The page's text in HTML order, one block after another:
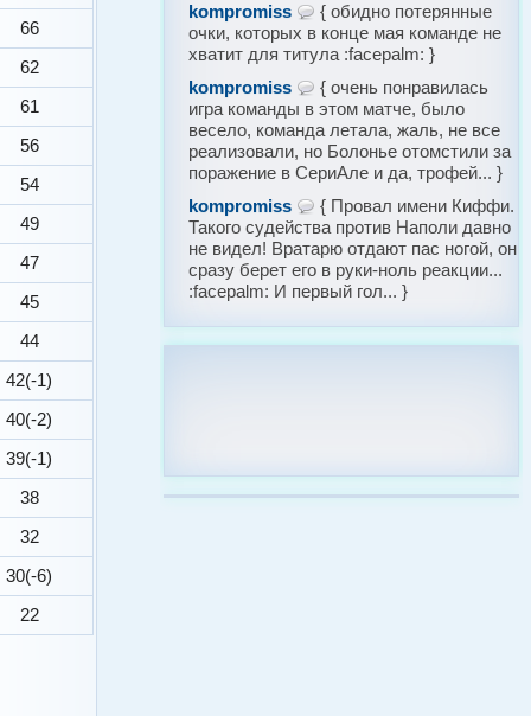
66
62
61
56
54
49
47
45
44
42(-1)
40(-2)
39(-1)
38
32
30(-6)
22
kompromiss
{ обидно потерянные
очки, которых в конце мая команде не
хватит для титула :facepalm: }
kompromiss
{ очень понравилась
игра команды в этом матче, было
весело, команда летала, жаль, не все
реализовали, но Болонье отомстили за
поражение в СериАле и да, трофей... }
kompromiss
{ Провал имени Киффи.
Такого судейства против Наполи давно
не видел! Вратарю отдают пас ногой, он
сразу берет его в руки-ноль реакции...
:facepalm: И первый гол... }